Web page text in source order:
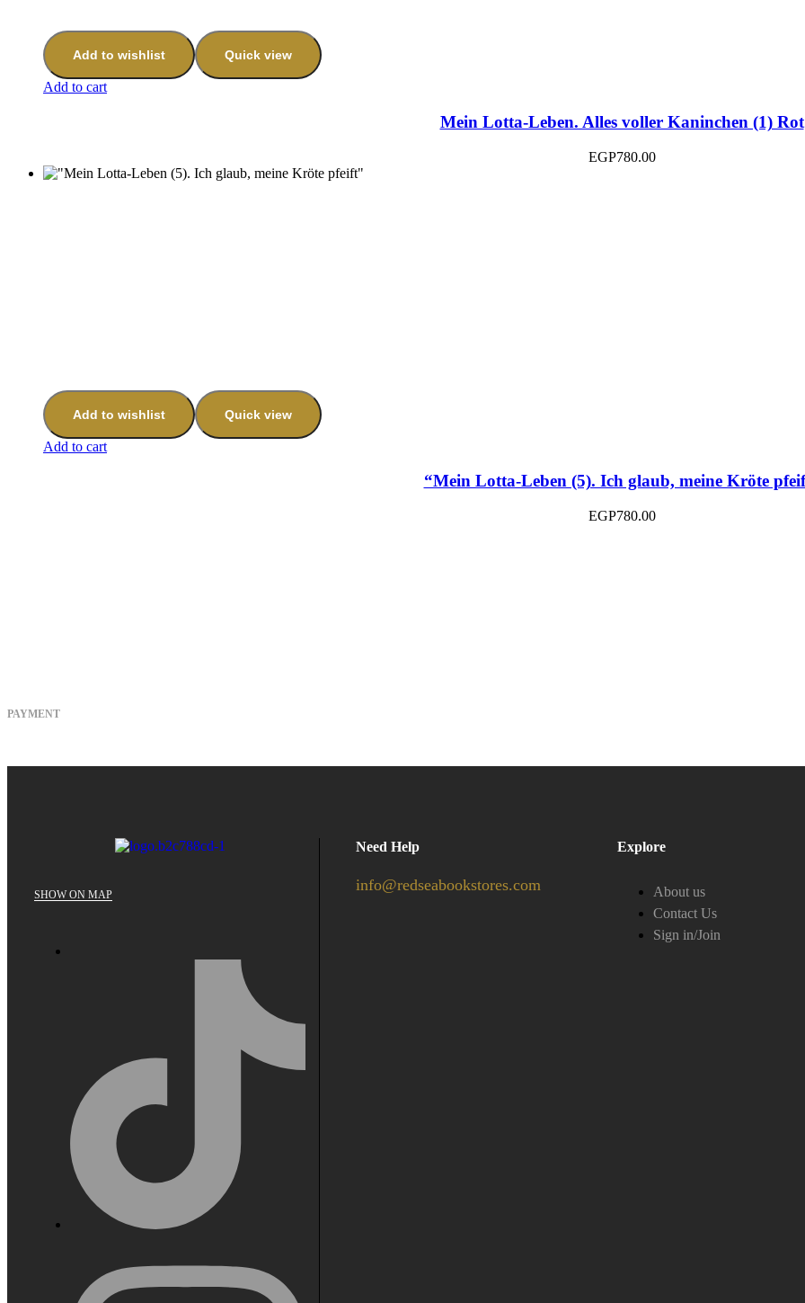
Add to wishlist Quick view
Add to cart
Mein Lotta-Leben. Alles voller Kaninchen (1) Rot
EGP780.00
Add to wishlist Quick view
Add to cart
“Mein Lotta-Leben (5). Ich glaub, meine Kröte
EGP780.00
PAYMENT
SHOW ON MAP
Need Help
info@redseabookstores.com
Explore
About us
Contact Us
Sign in/Join